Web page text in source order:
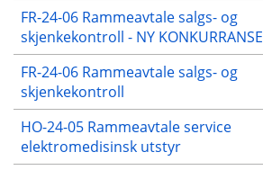
FR-24-06 Rammeavtale salgs- og
skjenkekontroll - NY KONKURRANSE
FR-24-06 Rammeavtale salgs- og
skjenkekontroll
HO-24-05 Rammeavtale service
elektromedisinsk utstyr